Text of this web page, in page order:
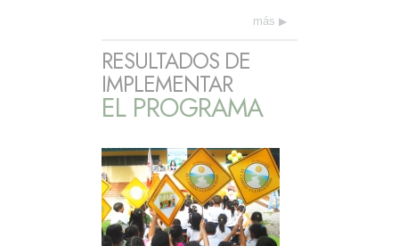
más
RESULTADOS DE
IMPLEMENTAR
EL PROGRAMA